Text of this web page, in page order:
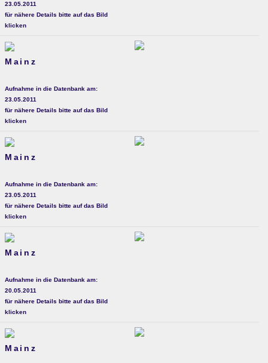
23.05.2011
für nähere Details bitte auf das Bild
klicken
Mainz
Aufnahme in die Datenbank am:
23.05.2011
für nähere Details bitte auf das Bild
klicken
Mainz
Aufnahme in die Datenbank am:
23.05.2011
für nähere Details bitte auf das Bild
klicken
Mainz
Aufnahme in die Datenbank am:
20.05.2011
für nähere Details bitte auf das Bild
klicken
Mainz